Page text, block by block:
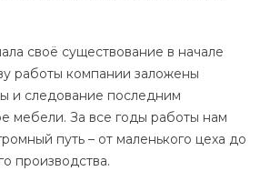
своё существование в начале
работы компании заложены
и следование последним
мебели. За все годы работы нам
путь – от маленького цеха до
производства.